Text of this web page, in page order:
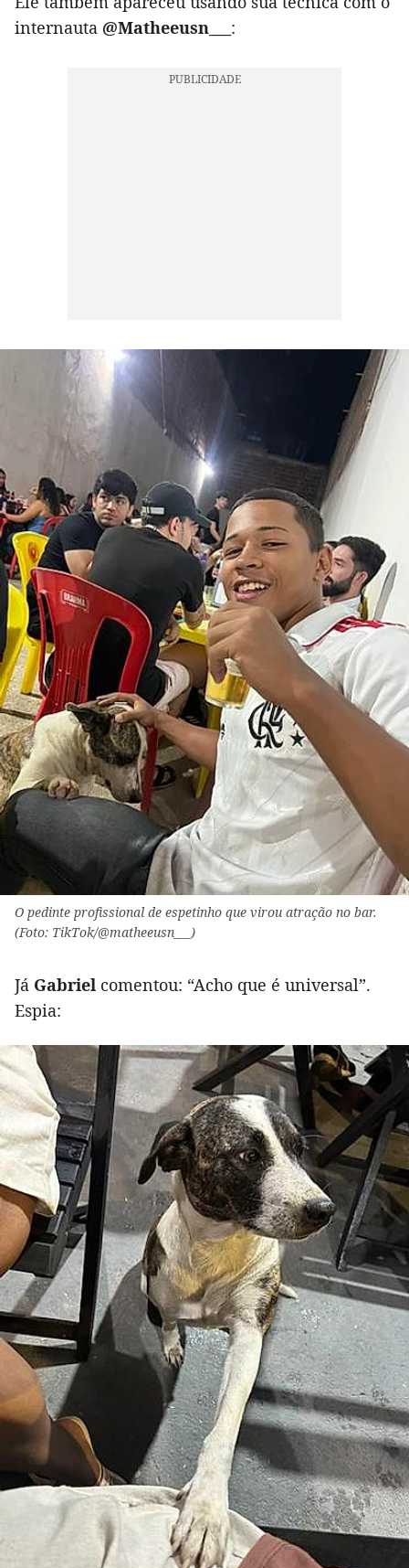
internauta @Matheeusn___ :
O pedinte profissional de espetinho que virou atração no bar.
(Foto: TikTok/@matheeusn___)
Já Gabriel comentou: “Acho que é universal”.
Espia: